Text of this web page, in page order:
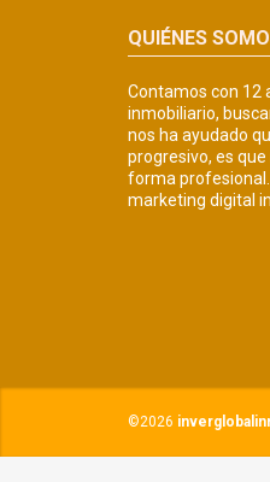
QUIÉNES
Contamos con 12
inmobiliario,
nos ha ayudado
progresivo, es
forma
marketing digital
©2026